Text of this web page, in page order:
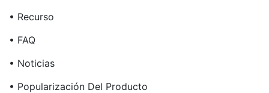
• Recurso
• FAQ
• Noticias
• Popularización Del Producto